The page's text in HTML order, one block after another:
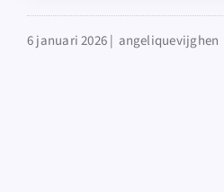
6 januari 2026 | angeliquevijghen